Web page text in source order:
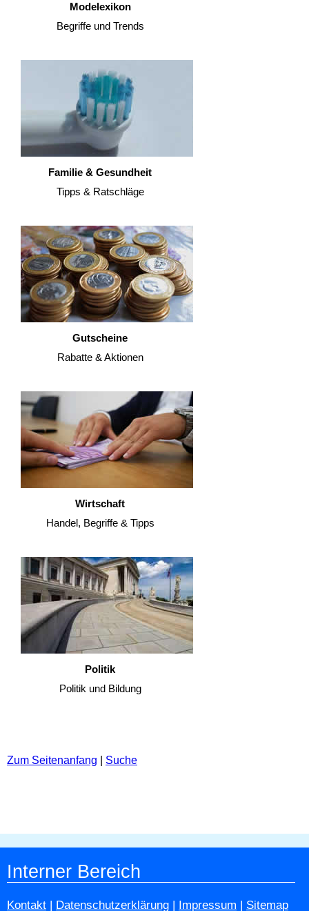
Modelexikon
Begriffe und Trends
Familie & Gesundheit
Tipps & Ratschläge
Gutscheine
Rabatte & Aktionen
Wirtschaft
Handel, Begriffe & Tipps
Politik
Politik und Bildung
Zum Seitenanfang Suche
Interner Bereich
Kontakt | Datenschutzerklärung | Impressum | Sitemap